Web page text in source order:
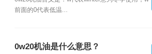
前面的0代表低温...
0w20机油是什么意思？